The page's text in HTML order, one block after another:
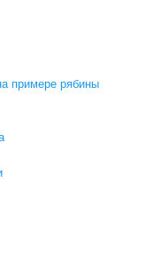
примере рябины